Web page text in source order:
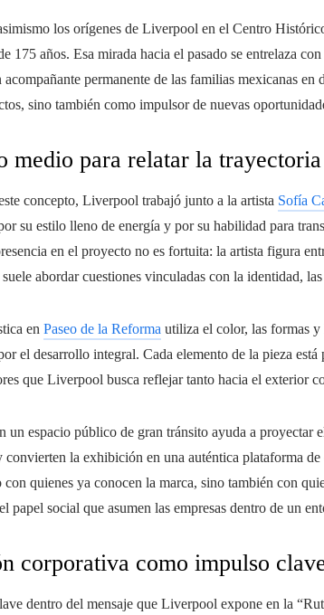
los orígenes de Liverpool en el Centro
175 años. Esa mirada hacia el pasado se entrelaza
acompañante permanente de las familias mexicanas
sino también como impulsor de nuevas
medio para relatar la
concepto, Liverpool trabajó junto a la artista Sofía
su estilo lleno de energía y por su habilidad para
en el proyecto no es fortuita: la artista figura
abordar cuestiones vinculadas con la identidad,
en Paseo de la Reforma utiliza el color, las formas
el desarrollo integral. Cada elemento de la pieza
que Liverpool busca reflejar tanto hacia el exterior
un espacio público de gran tránsito ayuda a proyectar
convierten la exhibición en una auténtica plataforma
con quienes ya conocen la marca, sino también con
papel social que asumen las empresas dentro de un
corporativa como impulso
dentro del mensaje que Liverpool expone en la